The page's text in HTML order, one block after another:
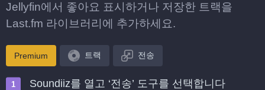
Jellyfin에서 좋아요 표시하거나 저장한 트랙을
Last.fm 라이브러리에 추가하세요.
Premium 트랙 전송
Soundiiz를 열고 ‘전송’ 도구를 선택합니다